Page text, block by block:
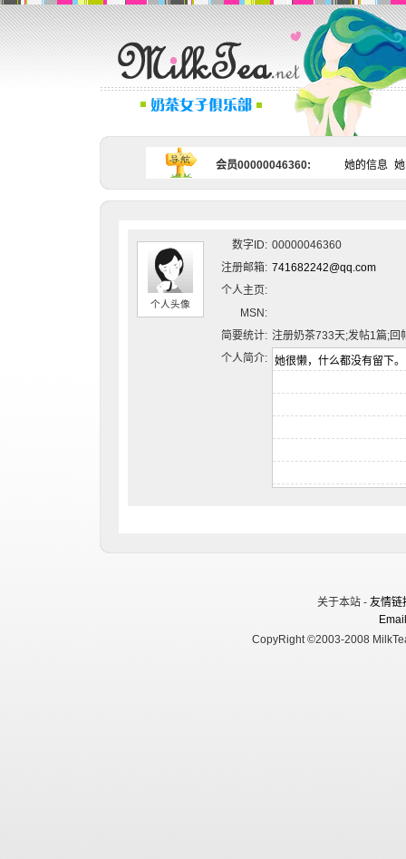
会员00000046360: 她的信息
个人头像
数字ID: 00000046360
注册邮箱: 741682242@qq.com
个人主页:
MSN:
简要统计: 注册奶茶733天;发帖1篇;回
个人简介:
关于本站 - 友情链
CopyRight ©2003-2008